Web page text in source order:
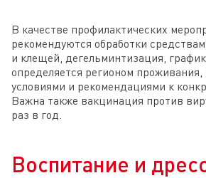
В качестве профилактических
рекомендуются обработки
и клещей, дегельминтизация,
определяется регионом
условиями и рекомендациями к
Важна также вакцинация против
раз в год.
Воспитание и